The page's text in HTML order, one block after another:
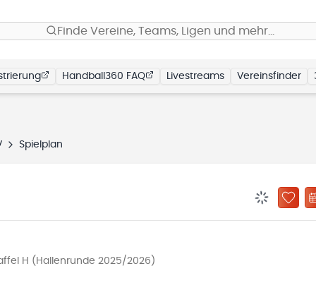
Finde Vereine, Teams, Ligen und mehr…
Handball360 FAQ Livestreams Vereinsfinder
Spielplan
ZU
H (Hallenrunde 2025/2026)